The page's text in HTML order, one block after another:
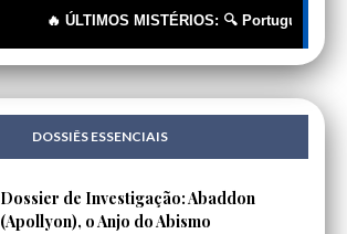
🔥 ÚLTIMOS MISTÉRIOS: 🔍 Portugueses:
DOSSIÊS ESSENCIAIS
Dossier de Investigação: Abaddon
(Apollyon), o Anjo do Abismo